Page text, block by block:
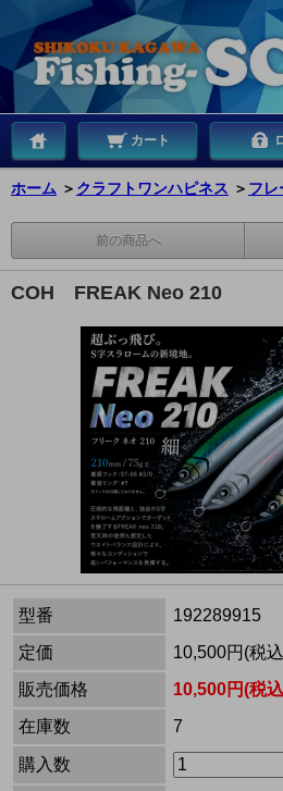
カート
ホーム ＞ クラフトワンハピネス ＞ フレ
前の商品へ
COH FREAK Neo 210
型番
192289915
定価
10,500円(税
販売価格
10,500円(税
在庫数
7
購入数